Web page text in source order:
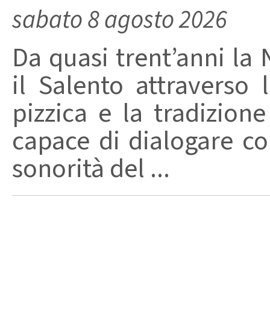
sabato 8 agosto 2026
Da quasi trent’anni
il Salento attraverso
pizzica e la
capace di dialogare
sonorità del ...